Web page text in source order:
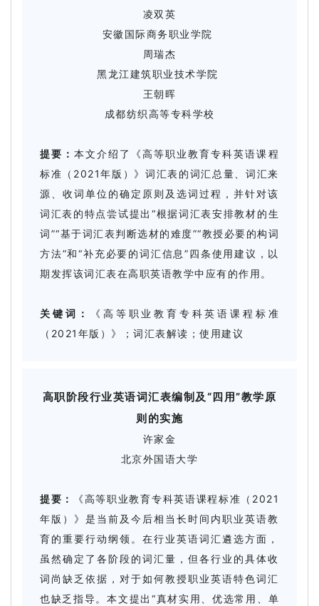
凌双英
安徽国际商务职业学院
周瑞杰
黑龙江建筑职业技术学院
王朝晖
成都纺织高等专科学校
提要：本文介绍了《高等职业教育专科英语课程
标准（2021年版）》词汇表的词汇总量、词汇来
源、收词单位的确定原则及选词过程，并针对该
词汇表的特点尝试提出“根据词汇表安排教材的生
词”“基于词汇表判断选材的难度”“教授必要的构词
方法”和“补充必要的词汇信息”四条使用建议，以
期发挥该词汇表在高职英语教学中应有的作用。
关键词：
《高等职业教育专科英语课程标准
（2021年版）》；词汇表解读；使用建议
高职阶段行业英语词汇表编制及“四用”教学原
则的实施
许家金
北京外国语大学
提要：
《高等职业教育专科英语课程标准（2021
年版）》是当前及今后相当长时间内职业英语教
育的重要行动纲领。在行业英语词汇遴选方面，
虽然确定了各阶段的词汇量，但各行业的具体收
词尚缺乏依据，对于如何教授职业英语特色词汇
也缺乏指导。本文提出“真材实用、优选常用、单